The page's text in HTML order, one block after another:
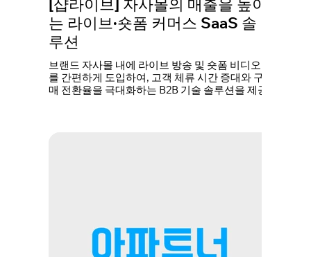
[샵라이브] 자사몰의 매출을 높이
는 라이브·숏폼 커머스 SaaS 솔
루션
브랜드 자사몰 내에 라이브 방송 및 숏폼 비디오
를 간편하게 도입하여, 고객 체류 시간 증대와 구
매 전환율을 극대화하는 B2B 기술 솔루션을 제공.